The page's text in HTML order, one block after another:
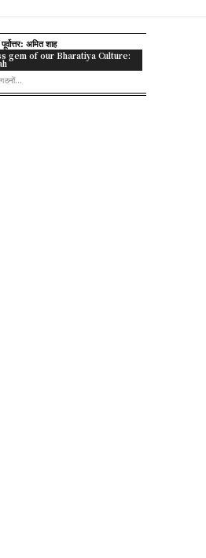
अमित शाह
gem of our Bharatiya Culture: